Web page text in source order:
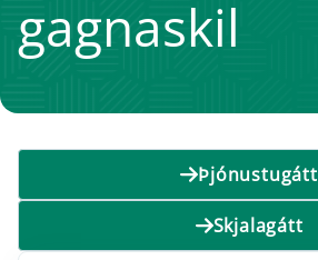
gagnaskil
Þjónustugátt
Skjalagátt